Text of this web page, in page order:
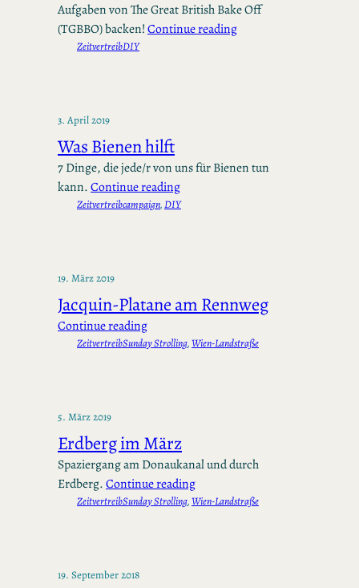
Aufgaben von The Great British Bake Off
(TGBBO) backen!Continue reading
ZeitvertreibDIY
3. April 2019
Was Bienen hilft
7 Dinge, die jede/r von uns für Bienen tun
kann.Continue reading
Zeitvertreibcampaign, DIY
19. März 2019
Jacquin-Platane am Rennweg
Continue reading
ZeitvertreibSunday Strolling, Wien-Landstraße
5. März 2019
Erdberg im März
Spaziergang am Donaukanal und durch
Erdberg.Continue reading
ZeitvertreibSunday Strolling, Wien-Landstraße
19. September 2018